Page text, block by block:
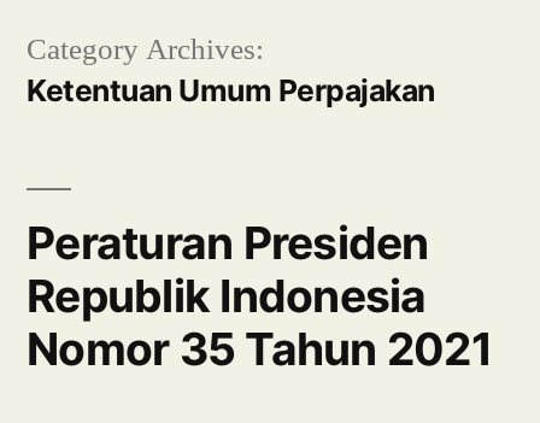
Category Archives:
Ketentuan Umum Perpajakan
Peraturan Presiden
Republik Indonesia
Nomor 35 Tahun 2021